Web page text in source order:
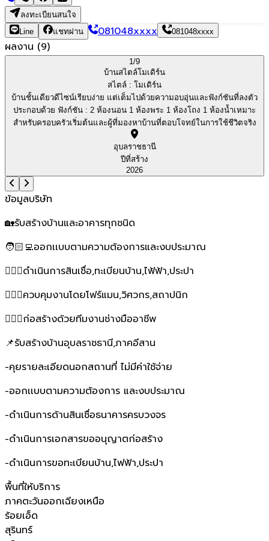
ลงทะเบียนสนใจ
Line
แชทผ่าน 081048xxxx 081048xxxx
ผลงาน (9)
1/9
บ้านสไตล์โมเดิร์น
สไตล์ : โมเดิร์น
บ้านชั้นเดียวดีไซน์เรียบง่าย แต่เต็มไปด้วยความอบอุ่นและฟังก์ชันที่ลงตัว
ประกอบด้วย ฟังก์ชัน : 2 ห้องนอน 1 ห้องพระ 1 ห้องโถง 1 ห้องน้ำเหมาะ
สำหรับครอบครัวเริ่มต้นและผู้ที่มองหาบ้านที่ตอบโจทย์ในการใช้ชีวิตจริง
อุบลราชธานี
ปีที่สร้าง
2026
ข้อมูลบริษัท
🏡รับสร้างบ้านและอาคารทุกชนิด
🧑🏻‍💻ออกเเบบตามความต้องการและงบประมาณ
🤵🏻‍♀️ดำเนินการสินเชื่อ,ทะเบียนบ้าน,ไฟ้ฟ้า,ประปา
👷🏻‍♂️ควบคุมงานโดยโฟร์แมน,วิศวกร,สถาปนิก
👷🏻‍♂️ก่อสร้างด้วยทีมงานช่างมืออาชีพ
📌รับสร้างบ้านอุบลราชธานี,ภาคอีสาน
-คุยรายละเอียดนอกสถานที่ ไม่มีค่าใช้จ่าย
-ออกเเบบตามความต้องการ และงบประมาณ
-ดำเนินการด้านสินเชื่อธนาคารครบวงจร
-ดำเนินการเอกสารขออนุญาตก่อสร้าง
-ดำเนินการขอทะเบียนบ้าน,ไฟฟ้า,ประปา
พื้นที่ให้บริการ
ภาคตะวันออกเฉียงเหนือ
ร้อยเอ็ด
สุรินทร์